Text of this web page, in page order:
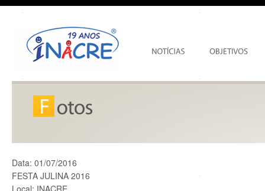
Data: 01/07/2016
FESTA JULINA 2016